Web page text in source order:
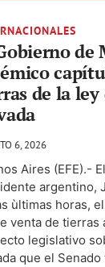
de la ley
6, 2026
Aires (EFE).-
argentino,
ùltimas horas,
venta de tierras
legislativo
que el